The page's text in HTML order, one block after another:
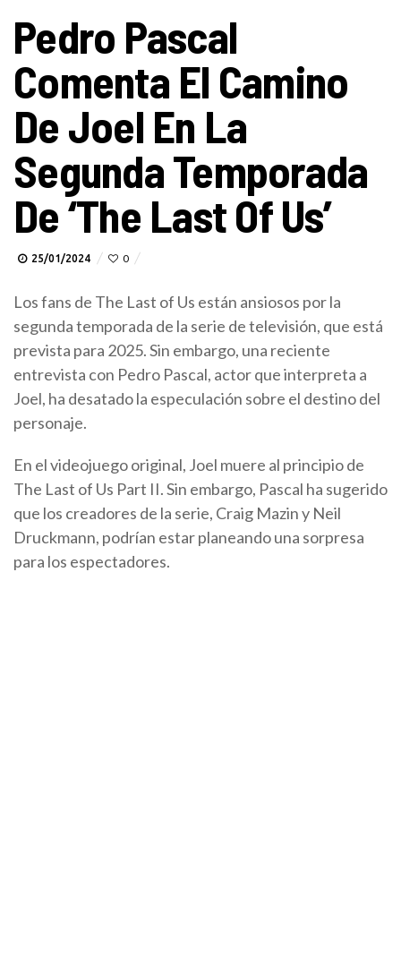
Pedro Pascal
Comenta El Camino
De Joel En La
Segunda Temporada
De ‘The Last Of Us’
25/01/2024 0
Los fans de The Last of Us están ansiosos por la
segunda temporada de la serie de televisión, que está
prevista para 2025. Sin embargo, una reciente
entrevista con Pedro Pascal, actor que interpreta a
Joel, ha desatado la especulación sobre el destino del
personaje.
En el videojuego original, Joel muere al principio de
The Last of Us Part II. Sin embargo, Pascal ha sugerido
que los creadores de la serie, Craig Mazin y Neil
Druckmann, podrían estar planeando una sorpresa
para los espectadores.